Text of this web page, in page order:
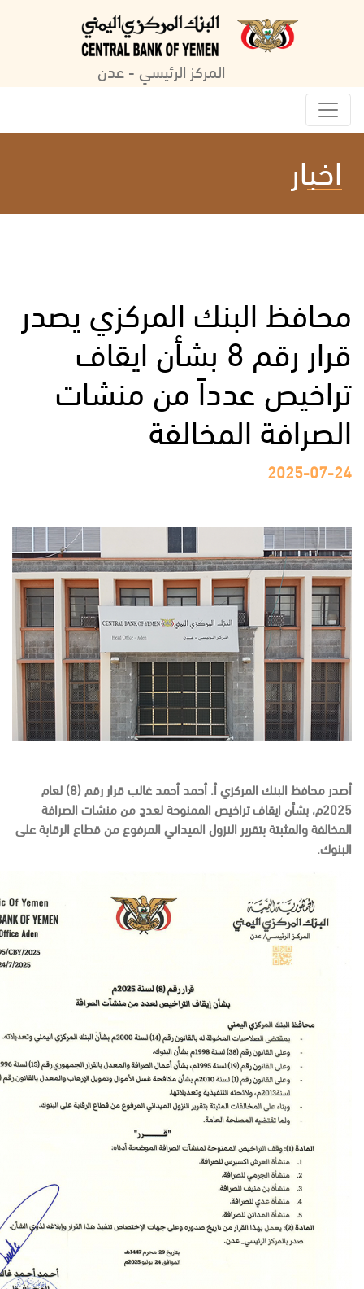
المركز الرئيسي - عدن
اخبار
محافظ البنك المركزي يصدر
قرار رقم 8 بشأن ايقاف
تراخيص عدداً من منشات
الصرافة المخالفة
2025-07-24
أصدر محافظ البنك المركزي أ. أحمد أحمد غالب قرار رقم (8) لعام
2025م، بشأن ايقاف تراخيص الممنوحة لعددٍ من منشات الصرافة
المخالفة والمثبتة بتقرير النزول الميداني المرفوع من قطاع الرقابة على
البنوك.